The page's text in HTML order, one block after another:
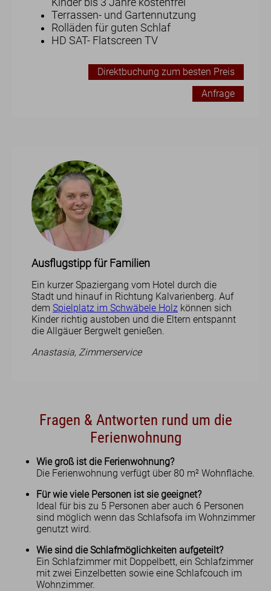
Kinder bis 3 Jahre kostenfrei
Terrassen- und Gartennutzung
Rolläden für guten Schlaf
HD SAT- Flatscreen TV
Direktbuchung zum besten Preis
Anfrage
Ausflugstipp für Familien
Ein kurzer Spaziergang vom Hotel durch die
Stadt und hinauf in Richtung Kalvarienberg. Auf
dem Spielplatz im Schwäbele Holz können sich
Kinder richtig austoben und die Eltern entspannt
die Allgäuer Bergwelt genießen.
Anastasia, Zimmerservice
Fragen & Antworten rund um die
Ferienwohnung
Wie groß ist die Ferienwohnung?
Die Ferienwohnung verfügt über 80 m² Wohnfläche.
Für wie viele Personen ist sie geeignet?
Ideal für bis zu 5 Personen aber auch 6 Personen
sind möglich wenn das Schlafsofa im Wohnzimmer
genutzt wird.
Wie sind die Schlafmöglichkeiten aufgeteilt?
Ein Schlafzimmer mit Doppelbett, ein Schlafzimmer
mit zwei Einzelbetten sowie eine Schlafcouch im
Wohnzimmer.